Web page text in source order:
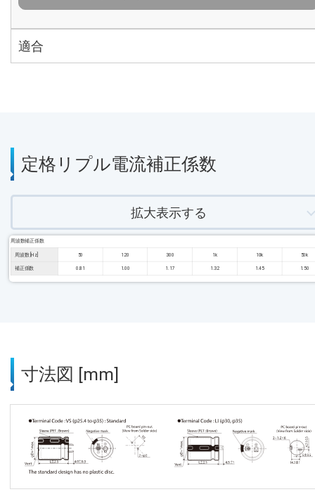
適合
定格リプル電流補正係数
拡大表示する
周波数補正係数
周波数 [Hz] 50 120 300 1k 10k 50k
補正係数 0.81 1.00 1.17 1.32 1.45 1.50
寸法図 [mm]